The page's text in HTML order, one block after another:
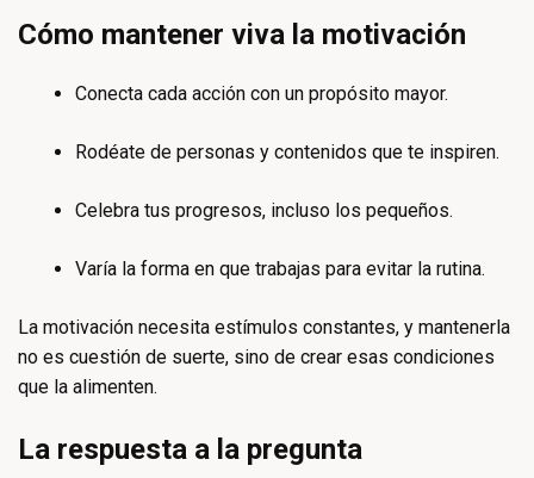
Cómo mantener viva la motivación
Conecta cada acción con un propósito mayor.
Rodéate de personas y contenidos que te inspiren.
Celebra tus progresos, incluso los pequeños.
Varía la forma en que trabajas para evitar la rutina.
La motivación necesita estímulos constantes, y mantenerla
no es cuestión de suerte, sino de crear esas condiciones
que la alimenten.
La respuesta a la pregunta